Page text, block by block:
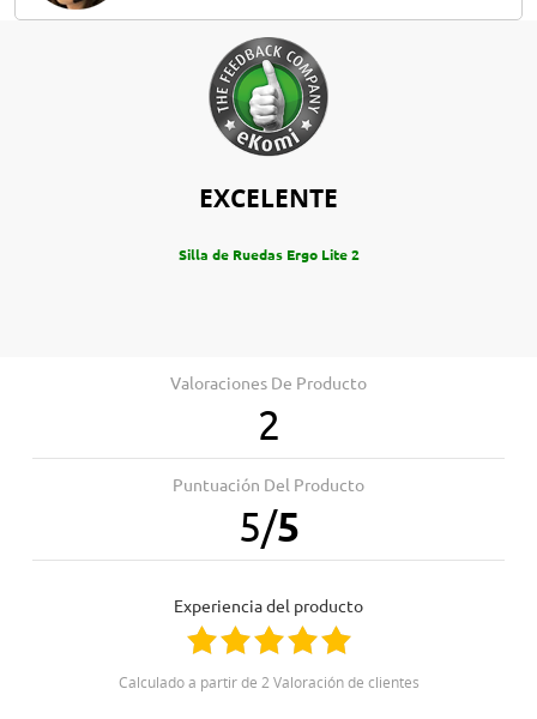
EXCELENTE
Silla de Ruedas Ergo Lite 2
Valoraciones De Producto
2
Puntuación Del Producto
5/5
Experiencia del producto
Calculado a partir de 2 Valoración de clientes